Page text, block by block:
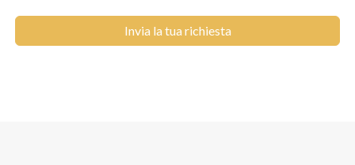
Invia la tua richiesta